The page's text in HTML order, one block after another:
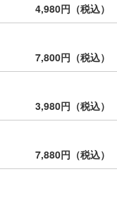
4,980円（税込）
7,800円（税込）
3,980円（税込）
7,880円（税込）